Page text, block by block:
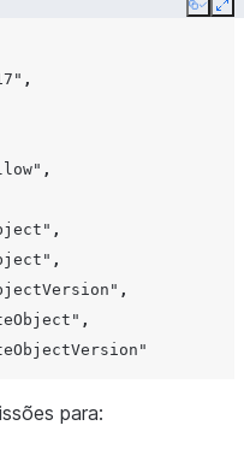
Copy
,
,
,
,
,
,
para: